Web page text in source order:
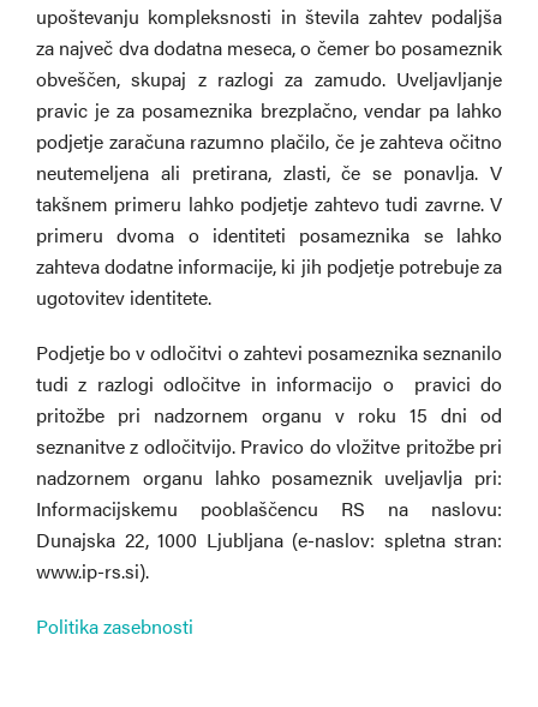
upoštevanju kompleksnosti in števila zahtev podaljša
za največ dva dodatna meseca, o čemer bo posameznik
obveščen, skupaj z razlogi za zamudo. Uveljavljanje
pravic je za posameznika brezplačno, vendar pa lahko
podjetje zaračuna razumno plačilo, če je zahteva očitno
neutemeljena ali pretirana, zlasti, če se ponavlja. V
takšnem primeru lahko podjetje zahtevo tudi zavrne. V
primeru dvoma o identiteti posameznika se lahko
zahteva dodatne informacije, ki jih podjetje potrebuje za
ugotovitev identitete.
Podjetje bo v odločitvi o zahtevi posameznika seznanilo
tudi z razlogi odločitve in informacijo o pravici do
pritožbe pri nadzornem organu v roku 15 dni od
seznanitve z odločitvijo. Pravico do vložitve pritožbe pri
nadzornem organu lahko posameznik uveljavlja pri:
Informacijskemu pooblaščencu RS na naslovu:
Dunajska 22, 1000 Ljubljana (e-naslov: spletna stran:
www.ip-rs.si).
Politika zasebnosti